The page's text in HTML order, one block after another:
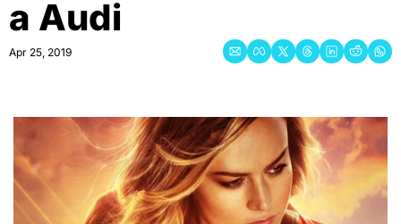
a Audi
Apr 25, 2019